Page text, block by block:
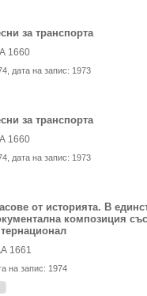
за транспорта
1660
, дата на запис: 1973
за транспорта
1660
, дата на запис: 1973
от историята. В
композиция
1661
на запис: 1974